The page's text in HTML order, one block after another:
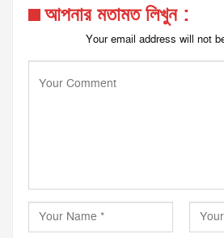
আপনার মতামত লিখুন :
Your email address will not